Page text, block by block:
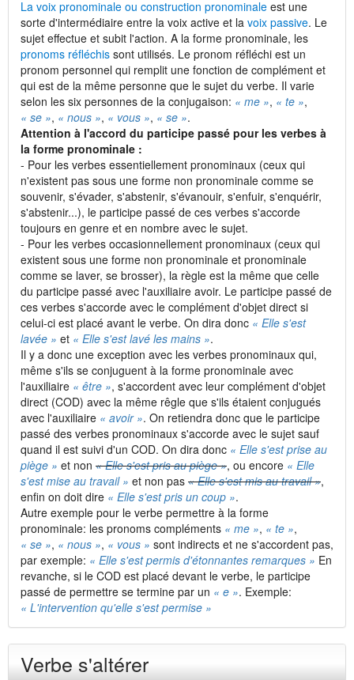
La voix pronominale ou construction pronominale est une
sorte d'intermédiaire entre la voix active et la voix passive. Le
sujet effectue et subit l'action. A la forme pronominale, les
pronoms réfléchis sont utilisés. Le pronom réfléchi est un
pronom personnel qui remplit une fonction de complément et
qui est de la même personne que le sujet du verbe. Il varie
selon les six personnes de la conjugaison: « me », « te »,
« se », « nous », « vous », « se ».
Attention à l'accord du participe passé pour les verbes à
la forme pronominale :
- Pour les verbes essentiellement pronominaux (ceux qui
n'existent pas sous une forme non pronominale comme se
souvenir, s'évader, s'abstenir, s'évanouir, s'enfuir, s'enquérir,
s'abstenir...), le participe passé de ces verbes s'accorde
toujours en genre et en nombre avec le sujet.
- Pour les verbes occasionnellement pronominaux (ceux qui
existent sous une forme non pronominale et pronominale
comme se laver, se brosser), la règle est la même que celle
du participe passé avec l'auxiliaire avoir. Le participe passé de
ces verbes s'accorde avec le complément d'objet direct si
celui-ci est placé avant le verbe. On dira donc « Elle s'est
lavée » et « Elle s'est lavé les mains ».
Il y a donc une exception avec les verbes pronominaux qui,
même s'ils se conjuguent à la forme pronominale avec
l'auxiliaire « être », s'accordent avec leur complément d'objet
direct (COD) avec la même rêgle que s'ils étaient conjugués
avec l'auxiliaire « avoir ». On retiendra donc que le participe
passé des verbes pronominaux s'accorde avec le sujet sauf
quand il est suivi d'un COD. On dira donc « Elle s'est prise au
piège » et non « Elle s'est pris au piège », ou encore « Elle
s'est mise au travail » et non pas « Elle s'est mis au travail »,
enfin on doit dire « Elle s'est pris un coup ».
Autre exemple pour le verbe permettre à la forme
pronominale: les pronoms compléments « me », « te »,
« se », « nous », « vous » sont indirects et ne s'accordent pas,
par exemple: « Elle s'est permis d'étonnantes remarques » En
revanche, si le COD est placé devant le verbe, le participe
passé de permettre se termine par un « e ». Exemple:
« L'intervention qu'elle s'est permise »
Verbe s'altérer